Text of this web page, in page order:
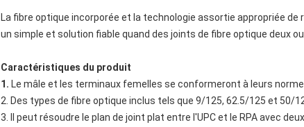
La fibre optique incorporée et la technologie assortie appropriée
un simple et solution fiable quand des joints de fibre optique deux
Caractéristiques du produit
1. Le mâle et les terminaux femelles se conformeront à leurs
2. Des types de fibre optique inclus tels que 9/125, 62.5/125 et 50/
3. Il peut résoudre le plan de joint plat entre l'UPC et le RPA avec